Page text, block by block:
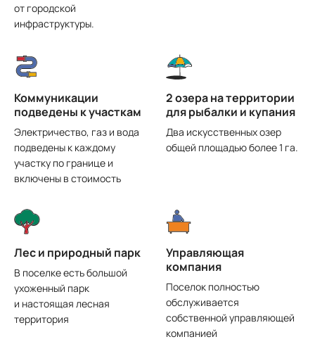
от городской
инфраструктуры.
Коммуникации
подведены к участкам
Электричество, газ и вода
подведены к каждому
участку по границе и
включены в стоимость
2 озера на территории
для рыбалки и купания
Два искусственных озер
общей площадью более 1 га.
Лес и природный парк
В поселке есть большой
ухоженный парк
и настоящая лесная
территория
Управляющая
компания
Поселок полностью
обслуживается
собственной управляющей
компанией